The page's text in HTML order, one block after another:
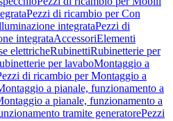
Pezzi di ricambio per Con
integrataPezzi di
integrataAccessoriElementi
elettricheRubinettiRubinetterie per
per lavaboMontaggio a
di ricambio per Montaggio a
a pianale, funzionamento a
a pianale, funzionamento a
tramite generatorePezzi